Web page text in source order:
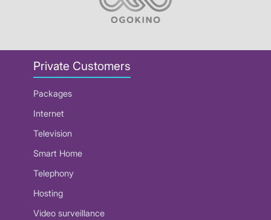
Private Customers
Packages
Internet
Television
Smart Home
Telephony
Hosting
Video surveillance